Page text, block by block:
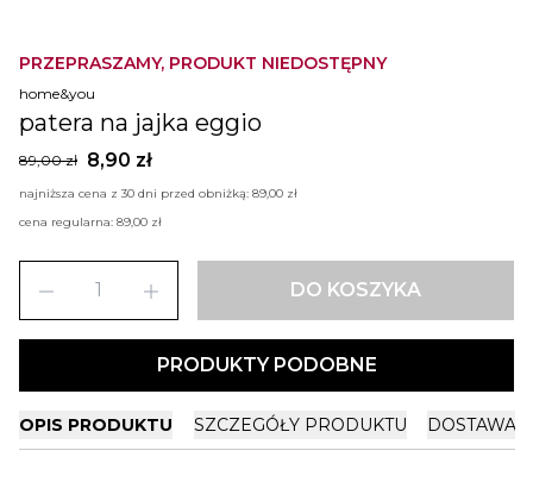
PRZEPRASZAMY, PRODUKT NIEDOSTĘPNY
home&you
patera na jajka eggio
89,00 zł 8,90 zł
najniższa cena z 30 dni przed obniżką: 89,00 zł
cena regularna: 89,00 zł
remove add DO KOSZYKA
PRODUKTY PODOBNE
OPIS PRODUKTU SZCZEGÓŁY PRODUKTU DOSTAWA